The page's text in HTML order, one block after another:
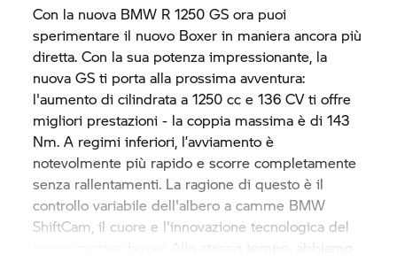
Con la nuova BMW R 1250 GS ora puoi
sperimentare il nuovo Boxer in maniera ancora più
diretta. Con la sua potenza impressionante, la
nuova GS ti porta alla prossima avventura:
l'aumento di cilindrata a 1250 cc e 136 CV ti offre
migliori prestazioni - la coppia massima è di 143
Nm. A regimi inferiori, l’avviamento è
notevolmente più rapido e scorre completamente
senza rallentamenti. La ragione di questo è il
controllo variabile dell'albero a camme BMW
ShiftCam, il cuore e l'innovazione tecnologica del
nuovo motore boxer. Allo stesso tempo, abbiamo